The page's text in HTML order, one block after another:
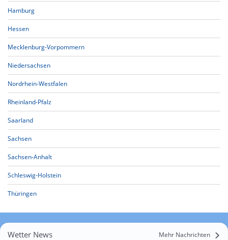
Hamburg
Hessen
Mecklenburg-Vorpommern
Niedersachsen
Nordrhein-Westfalen
Rheinland-Pfalz
Saarland
Sachsen
Sachsen-Anhalt
Schleswig-Holstein
Thüringen
Wetter News Mehr Nachrichten